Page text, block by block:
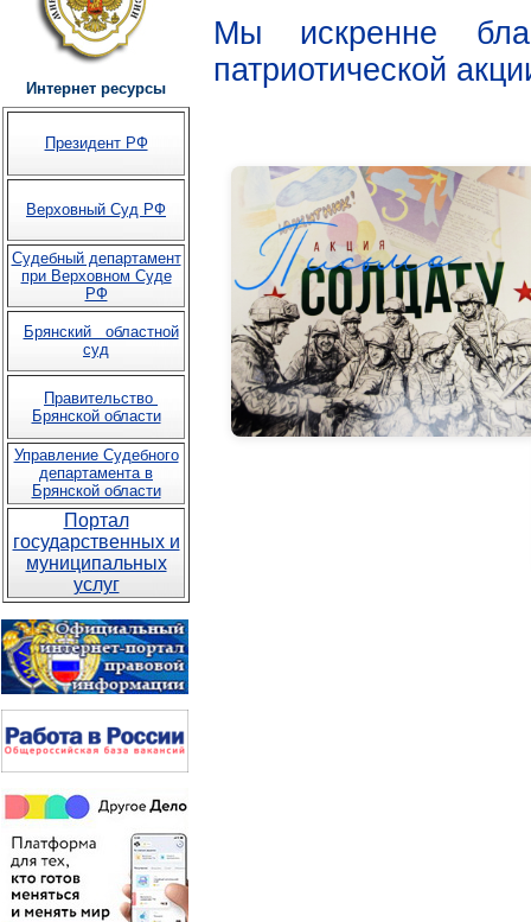
Интернет ресурсы
Президент РФ
Верховный Суд РФ
Судебный департамент
при Верховном Суде
РФ
Брянский областной
суд
Правительство
Брянской области
Управление Судебного
департамента в
Брянской области
Портал
государственных и
муниципальных
услуг
Мы искренне
патриотической